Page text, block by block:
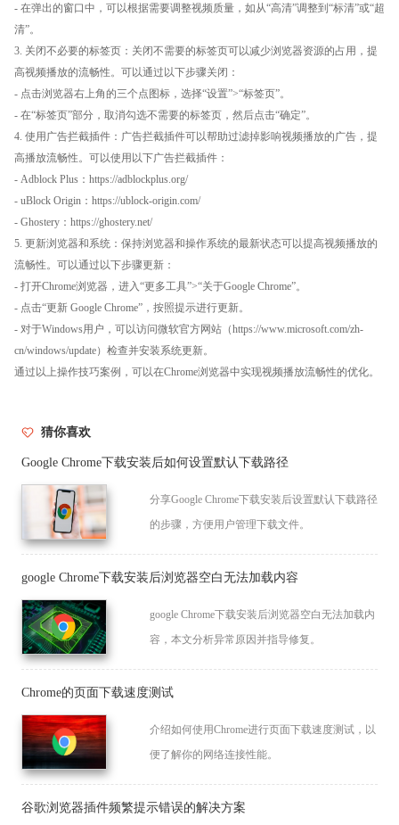
- 在弹出的窗口中，可以根据需要调整视频质量，如从“高清”调整到“标清”或“超
清”。
3. 关闭不必要的标签页：关闭不需要的标签页可以减少浏览器资源的占用，提
高视频播放的流畅性。可以通过以下步骤关闭：
- 点击浏览器右上角的三个点图标，选择“设置”>“标签页”。
- 在“标签页”部分，取消勾选不需要的标签页，然后点击“确定”。
4. 使用广告拦截插件：广告拦截插件可以帮助过滤掉影响视频播放的广告，提
高播放流畅性。可以使用以下广告拦截插件：
- Adblock Plus：https://adblockplus.org/
- uBlock Origin：https://ublock-origin.com/
- Ghostery：https://ghostery.net/
5. 更新浏览器和系统：保持浏览器和操作系统的最新状态可以提高视频播放的
流畅性。可以通过以下步骤更新：
- 打开Chrome浏览器，进入“更多工具”>“关于Google Chrome”。
- 点击“更新 Google Chrome”，按照提示进行更新。
- 对于Windows用户，可以访问微软官方网站（https://www.microsoft.com/zh-
cn/windows/update）检查并安装系统更新。
通过以上操作技巧案例，可以在Chrome浏览器中实现视频播放流畅性的优化。
猜你喜欢
Google Chrome下载安装后如何设置默认下载路径
分享Google Chrome下载安装后设置默认下载路径
的步骤，方便用户管理下载文件。
google Chrome下载安装后浏览器空白无法加载内容
google Chrome下载安装后浏览器空白无法加载内
容，本文分析异常原因并指导修复。
Chrome的页面下载速度测试
介绍如何使用Chrome进行页面下载速度测试，以
便了解你的网络连接性能。
谷歌浏览器插件频繁提示错误的解决方案